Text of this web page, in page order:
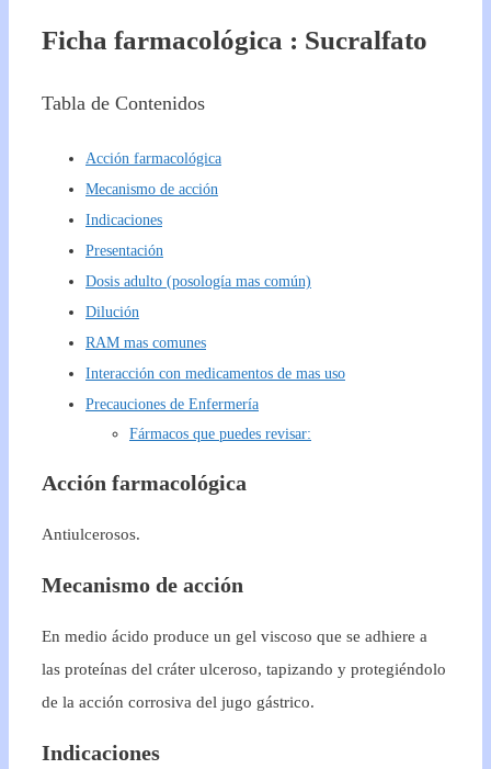
Ficha farmacológica : Sucralfato
Tabla de Contenidos
Acción farmacológica
Mecanismo de acción
Indicaciones
Presentación
Dosis adulto (posología mas común)
Dilución
RAM mas comunes
Interacción con medicamentos de mas uso
Precauciones de Enfermería
Fármacos que puedes revisar:
Acción farmacológica
Antiulcerosos.
Mecanismo de acción
En medio ácido produce un gel viscoso que se adhiere a
las proteínas del cráter ulceroso, tapizando y protegiéndolo
de la acción corrosiva del jugo gástrico.
Indicaciones